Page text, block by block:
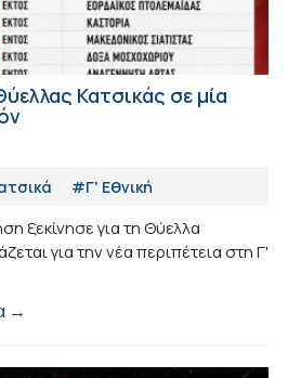
Κατσικάς σε μία
#Γ' Εθνική
ξεκίνησε για τη Θύελλα
για την νέα περιπέτεια στη Γ'
→